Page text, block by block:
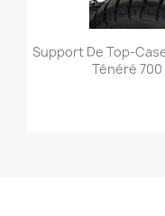
Support De Top-
Ténéré 700